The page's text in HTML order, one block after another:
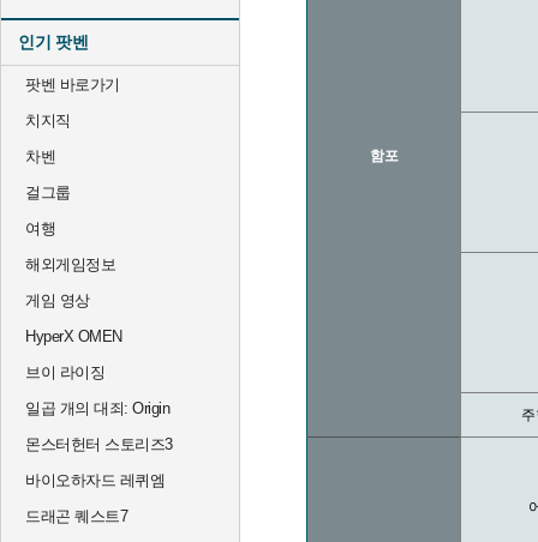
인기 팟벤
팟벤 바로가기
치지직
차벤
걸그룹
여행
해외게임정보
게임 영상
HyperX OMEN
브이 라이징
일곱 개의 대죄: Origin
몬스터헌터 스토리즈3
바이오하자드 레퀴엠
드래곤 퀘스트7
함포